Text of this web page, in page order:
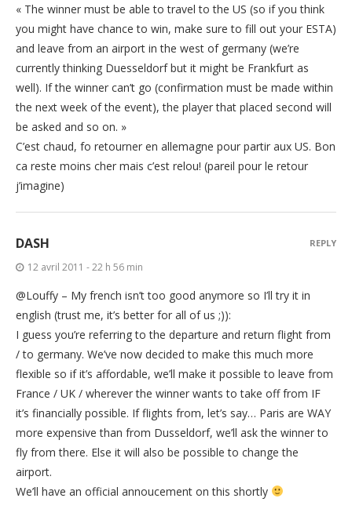
« The winner must be able to travel to the US (so if you think
you might have chance to win, make sure to fill out your ESTA)
and leave from an airport in the west of germany (we’re
currently thinking Duesseldorf but it might be Frankfurt as
well). If the winner can’t go (confirmation must be made within
the next week of the event), the player that placed second will
be asked and so on. »
C’est chaud, fo retourner en allemagne pour partir aux US. Bon
ca reste moins cher mais c’est relou! (pareil pour le retour
j’imagine)
DASH
12 avril 2011 - 22 h 56 min
@Louffy – My french isn’t too good anymore so I’ll try it in
english (trust me, it’s better for all of us ;)):
I guess you’re referring to the departure and return flight from
/ to germany. We’ve now decided to make this much more
flexible so if it’s affordable, we’ll make it possible to leave from
France / UK / wherever the winner wants to take off from IF
it’s financially possible. If flights from, let’s say… Paris are WAY
more expensive than from Dusseldorf, we’ll ask the winner to
fly from there. Else it will also be possible to change the
airport.
We’ll have an official annoucement on this shortly
REPLY